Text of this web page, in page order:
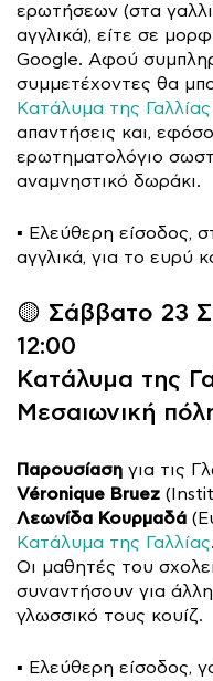
ερωτήσεων (στα
αγγλικά), είτε σε
Google. Αφού
συμμετέχοντες θα
Κατάλυμα της Γαλλίας
απαντήσεις και,
ερωτηματολόγιο
αναμνηστικό δωράκι.
▪️ Ελεύθερη είσοδος,
αγγλικά, για το ευρύ
🟡 Σάββατο 23
12:00
Κατάλυμα της
Μεσαιωνική
Παρουσίαση για τις
Véronique Bruez
Λεωνίδα Κουρμαδά
Κατάλυμα της Γαλλίας.
Οι μαθητές του
συναντήσουν για
γλωσσικό τους κουίζ.
▪️ Ελεύθερη είσοδος,